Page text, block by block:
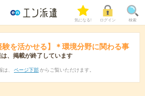
気になる! ログイン 検索
験を活かせる】＊環境分野に関わる事
、掲載が終了しています
、 ページ下部 からご覧いただけます。